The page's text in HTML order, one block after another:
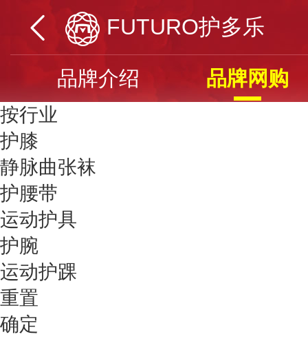
FUTURO护多乐
品牌介绍 品牌网购
按行业
护膝
静脉曲张袜
护腰带
运动护具
护腕
运动护踝
重置
确定